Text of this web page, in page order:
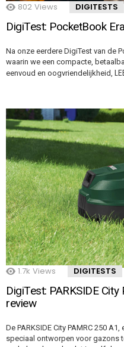
802 Views DIGITESTS
DigiTest: PocketBook
Na onze eerdere DigiTest van de
waarin we een compacte,
eenvoud en oogvriendelijkheid,
1.7k Views DIGITESTS
DigiTest: PARKSIDE
review
De PARKSIDE City PAMRC 250
speciaal ontworpen voor gazons